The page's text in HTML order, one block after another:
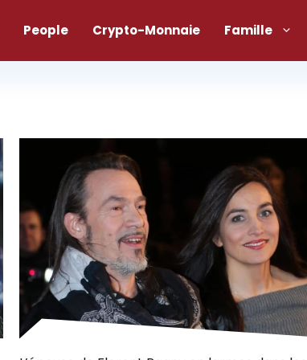
People Crypto-Monnaie Famille